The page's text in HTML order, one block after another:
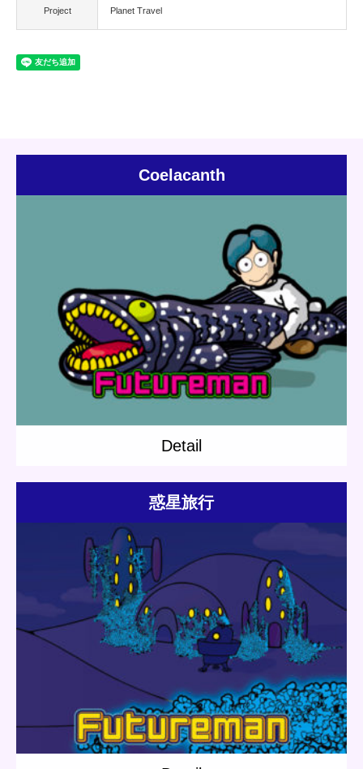
Project Planet Travel
Coelacanth
Category:Jones Others Short story Mushroom Robo
Detail
Detail
惑星旅行
Update: 2018.07.21
Category:Others Short story Planet Travel
Detail